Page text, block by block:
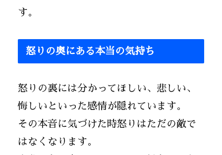
す。
怒りの奥にある本当の気持ち
怒りの裏には分かってほしい、悲しい、
悔しいといった感情が隠れています。
その本音に気づけた時怒りはただの敵で
はなくなります。